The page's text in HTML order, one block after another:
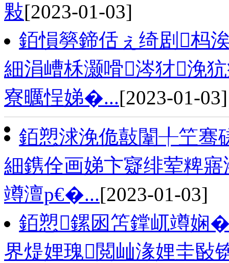
敤[2023-01-03]
銆愪簩鍗佸ぇ绮剧杩
細涓嶆柇灏嗗涔犲浼
寮曞悜娣�...[2023-01-03]
銆愬浗浼佹敼闈╀笁骞
細鎸佺画娣卞寲绯荤粺
竴澶р€�...[2023-01-03]
銆愬鏍囦笘鐣屼竴娴
界煶娌瑰閲屾湪娌圭